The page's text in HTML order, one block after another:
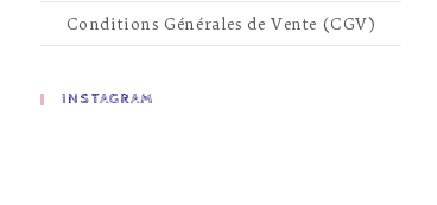
Conditions Générales de Vente (CGV)
INSTAGRAM